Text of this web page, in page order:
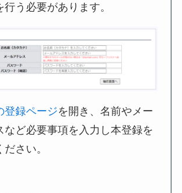
う必要があります。
登録ページを開き、名前やメー
など必要事項を入力し本登録を
さい。